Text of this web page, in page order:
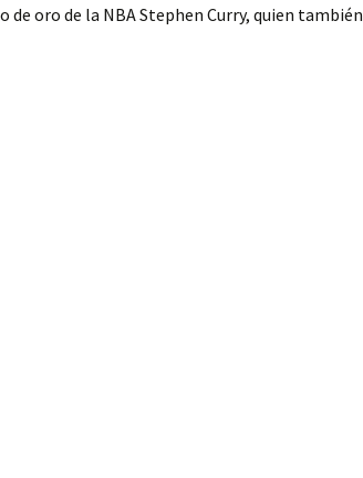
oro de la NBA Stephen Curry, quien también